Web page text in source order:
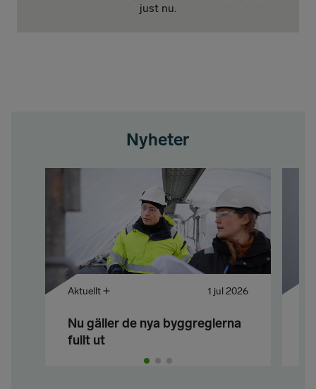
just nu.
Nyheter
Aktuellt 1 jul 2026
Nu gäller de nya byggreglerna
fullt ut